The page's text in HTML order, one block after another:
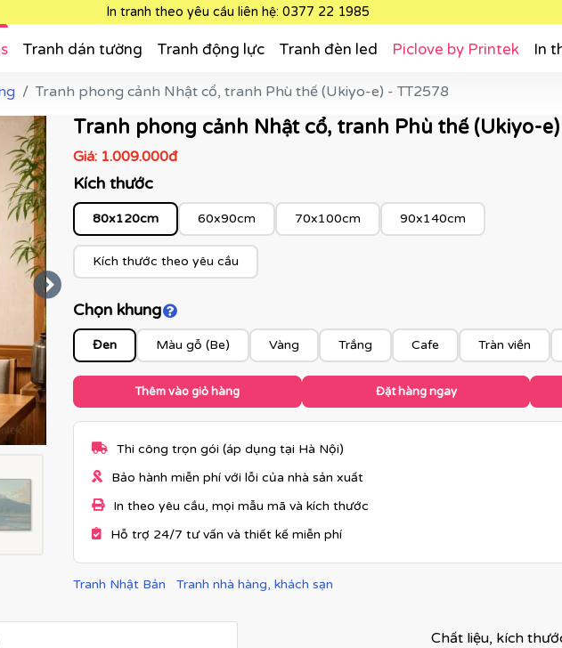
In tranh theo yêu cầu liên hệ: 0377 22 1985
Tranh dán tường Tranh động lực Tranh đèn led Piclove by Printek In
Tranh phong cảnh Nhật cổ, tranh Phù thế (Ukiyo-e) - TT2578
Tranh phong cảnh Nhật cổ, tranh Phù thế (Ukiyo-
Giá: 1.009.000đ
Kích thước
80x120cm 60x90cm 70x100cm 90x140cm
Kích thước theo yêu cầu
Chọn khungClick để xem màu khung
Đen Màu gỗ (Be) Vàng Trắng Cafe Tràn viền
Thêm vào giỏ hàng Đặt hàng ngay
Thi công trọn gói (áp dụng tại Hà Nội)
Bảo hành miễn phí với lỗi của nhà sản xuất
In theo yêu cầu, mọi mẫu mã và kích thước
Hỗ trợ 24/7 tư vấn và thiết kế miễn phí
Tranh Nhật Bản Tranh nhà hàng, khách sạn
Chất liệu, kích